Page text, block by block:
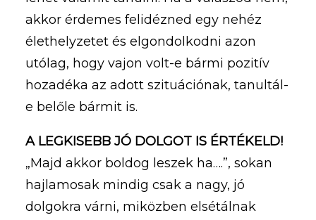
akkor érdemes felidézned egy nehéz
élethelyzetet és elgondolkodni azon
utólag, hogy vajon volt-e bármi pozitív
hozadéka az adott szituációnak, tanultál-
e belőle bármit is.
A LEGKISEBB JÓ DOLGOT IS ÉRTÉKELD!
„Majd akkor boldog leszek ha….”, sokan
hajlamosak mindig csak a nagy, jó
dolgokra várni, miközben elsétálnak